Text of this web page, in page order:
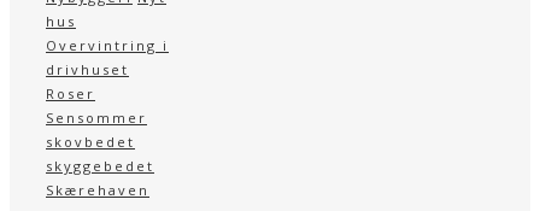
hus
Overvintring i
drivhuset
Roser
Sensommer
skovbedet
skyggebedet
Skærehaven